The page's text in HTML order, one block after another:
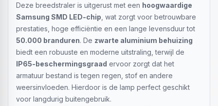
Deze breedstraler is uitgerust met een hoogwaardige
Samsung SMD LED-chip , wat zorgt voor betrouwbare
prestaties, hoge efficiëntie en een lange levensduur tot
50.000 branduren. De zwarte aluminium behuizing
biedt een robuuste en moderne uitstraling, terwijl de
IP65-beschermingsgraad ervoor zorgt dat het
armatuur bestand is tegen regen, stof en andere
weersinvloeden. Hierdoor is de lamp perfect geschikt
voor langdurig buitengebruik.